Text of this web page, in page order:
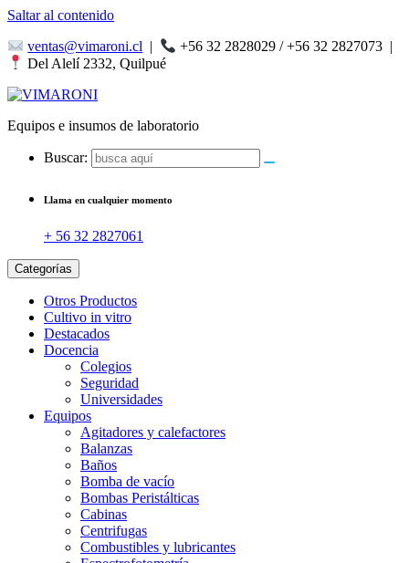
Saltar al contenido
ventas@vimaroni.cl | +56 32 2828029 / +56 32 2827073 |
Del Alelí 2332, Quilpué
Equipos e insumos de laboratorio
Buscar:
Llama en cualquier momento
+ 56 32 2827061
Categorías
Otros Productos
Cultivo in vitro
Destacados
Docencia
Colegios
Seguridad
Universidades
Equipos
Agitadores y calefactores
Balanzas
Baños
Bomba de vacío
Bombas Peristálticas
Cabinas
Centrifugas
Combustibles y lubricantes